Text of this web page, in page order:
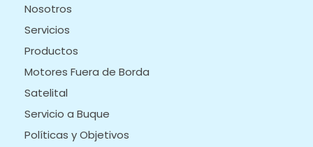
Nosotros
Servicios
Productos
Motores Fuera de Borda
Satelital
Servicio a Buque
Políticas y Objetivos